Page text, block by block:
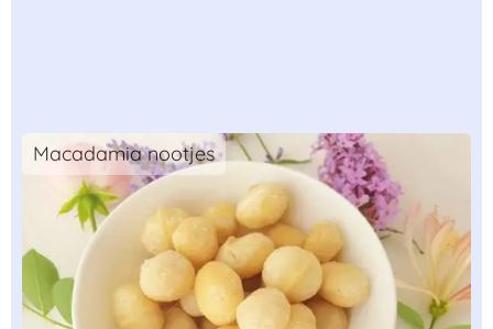
Macadamia nootjes